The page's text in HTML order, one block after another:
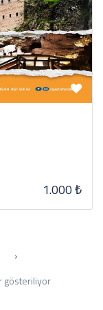
1.000 ₺
›
gösteriliyor